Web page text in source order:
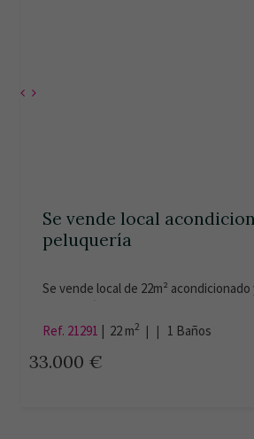
Se vende local
peluquería
Se vende local de 22m²
Certificado Energético disponible.
Ref. 21291 22 m2 | | 1 Baños
33.000 €